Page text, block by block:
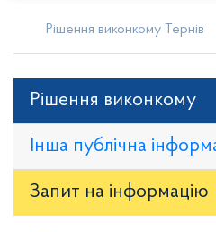
Рішення виконкому
Рішення виконкому
Інша публічна
Запит на iнформацію